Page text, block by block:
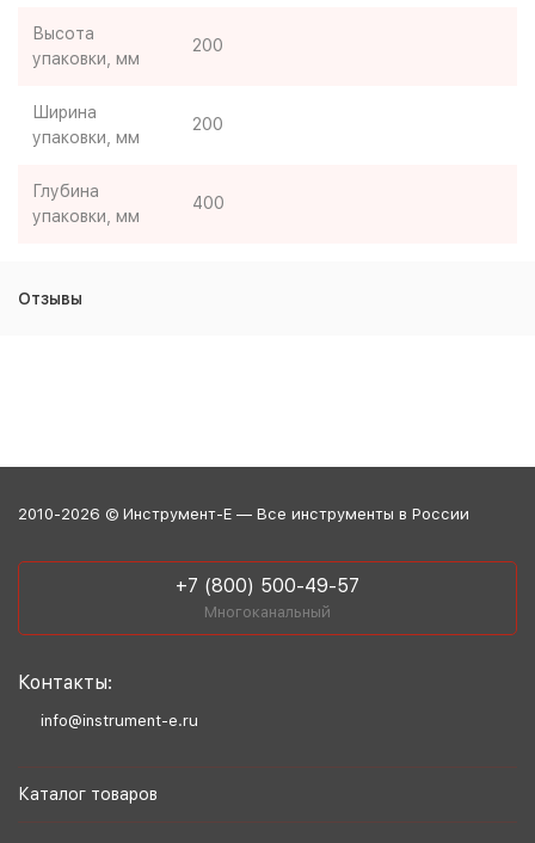
Высота
упаковки, мм
200
Ширина
упаковки, мм
200
Глубина
упаковки, мм
400
Отзывы
2010-2026 © Инструмент-Е — Все инструменты в России
+7 (800) 500-49-57
Многоканальный
Контакты:
info@instrument-e.ru
Каталог товаров